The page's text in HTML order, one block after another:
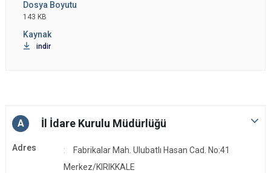
143 KB
indir
A İl İdare Kurulu Müdürlüğü
Adres
Fabrikalar Mah. Ulubatlı Hasan Cad. No:41
Merkez/KIRIKKALE